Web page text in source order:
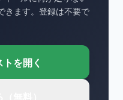
きます。登録は不要で
を開く